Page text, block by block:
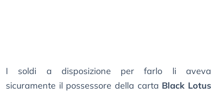
I soldi a disposizione per farlo li aveva
sicuramente il possessore della carta Black Lotus